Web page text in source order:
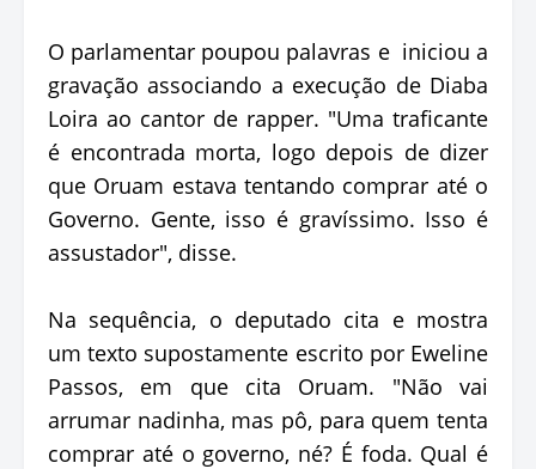
O parlamentar poupou palavras e iniciou a
gravação associando a execução de Diaba
Loira ao cantor de rapper. "Uma traficante
é encontrada morta, logo depois de dizer
que Oruam estava tentando comprar até o
Governo. Gente, isso é gravíssimo. Isso é
assustador", disse.
Na sequência, o deputado cita e mostra
um texto supostamente escrito por Eweline
Passos, em que cita Oruam. "Não vai
arrumar nadinha, mas pô, para quem tenta
comprar até o governo, né? É foda. Qual é